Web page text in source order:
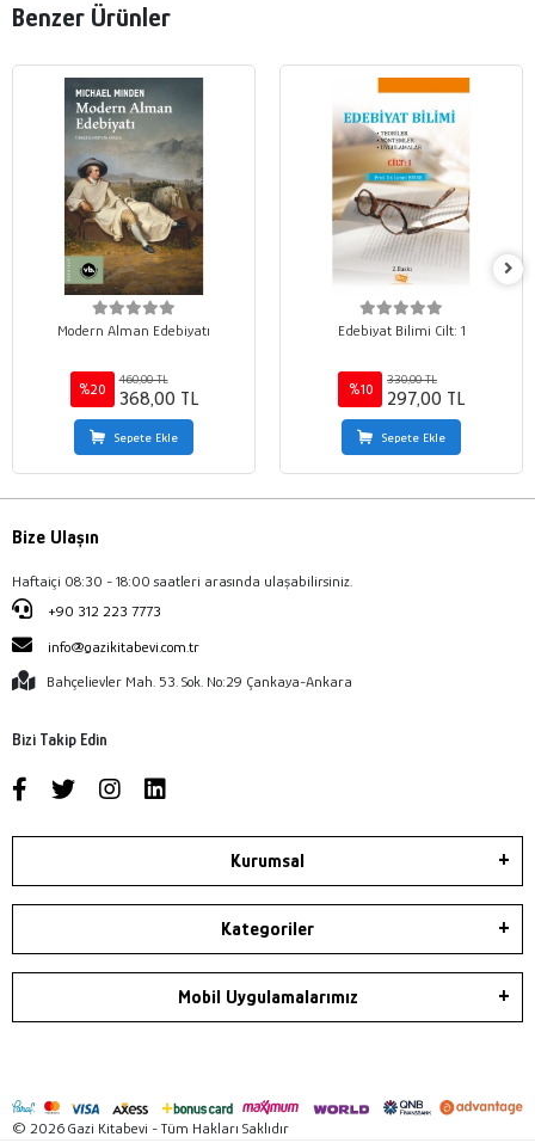
Benzer Ürünler
Modern Alman Edebiyatı
%20
460,00 TL
368,00 TL
Sepete Ekle
Edebiyat Bilimi Cilt: 1
%10
330,00 TL
297,00 TL
Sepete Ekle
Bize Ulaşın
Haftaiçi 08:30 - 18:00 saatleri arasında ulaşabilirsiniz.
+90 312 223 7773
info@gazikitabevi.com.tr
Bahçelievler Mah. 53. Sok. No:29 Çankaya-Ankara
Bizi Takip Edin
Kurumsal
Kategoriler
Mobil Uygulamalarımız
© 2026 Gazi Kitabevi - Tüm Hakları Saklıdır